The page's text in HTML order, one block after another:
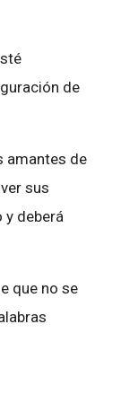
de
amantes de
sus
y deberá
que no se